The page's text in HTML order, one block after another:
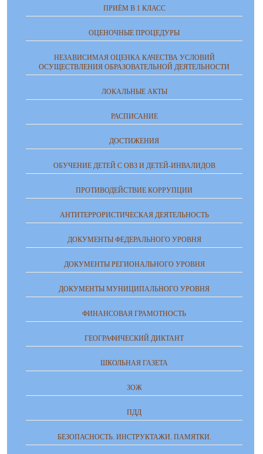
ПРИЁМ В 1 КЛАСС
ОЦЕНОЧНЫЕ ПРОЦЕДУРЫ
НЕЗАВИСИМАЯ ОЦЕНКА КАЧЕСТВА УСЛОВИЙ
ОСУЩЕСТВЛЕНИЯ ОБРАЗОВАТЕЛЬНОЙ ДЕЯТЕЛЬНОСТИ
ЛОКАЛЬНЫЕ АКТЫ
РАСПИСАНИЕ
ДОСТИЖЕНИЯ
ОБУЧЕНИЕ ДЕТЕЙ С ОВЗ И ДЕТЕЙ-ИНВАЛИДОВ
ПРОТИВОДЕЙСТВИЕ КОРРУПЦИИ
АНТИТЕРРОРИСТИЧЕСКАЯ ДЕЯТЕЛЬНОСТЬ
ДОКУМЕНТЫ ФЕДЕРАЛЬНОГО УРОВНЯ
ДОКУМЕНТЫ РЕГИОНАЛЬНОГО УРОВНЯ
ДОКУМЕНТЫ МУНИЦИПАЛЬНОГО УРОВНЯ
ФИНАНСОВАЯ ГРАМОТНОСТЬ
ГЕОГРАФИЧЕСКИЙ ДИКТАНТ
ШКОЛЬНАЯ ГАЗЕТА
ЗОЖ
ПДД
БЕЗОПАСНОСТЬ. ИНСТРУКТАЖИ. ПАМЯТКИ.